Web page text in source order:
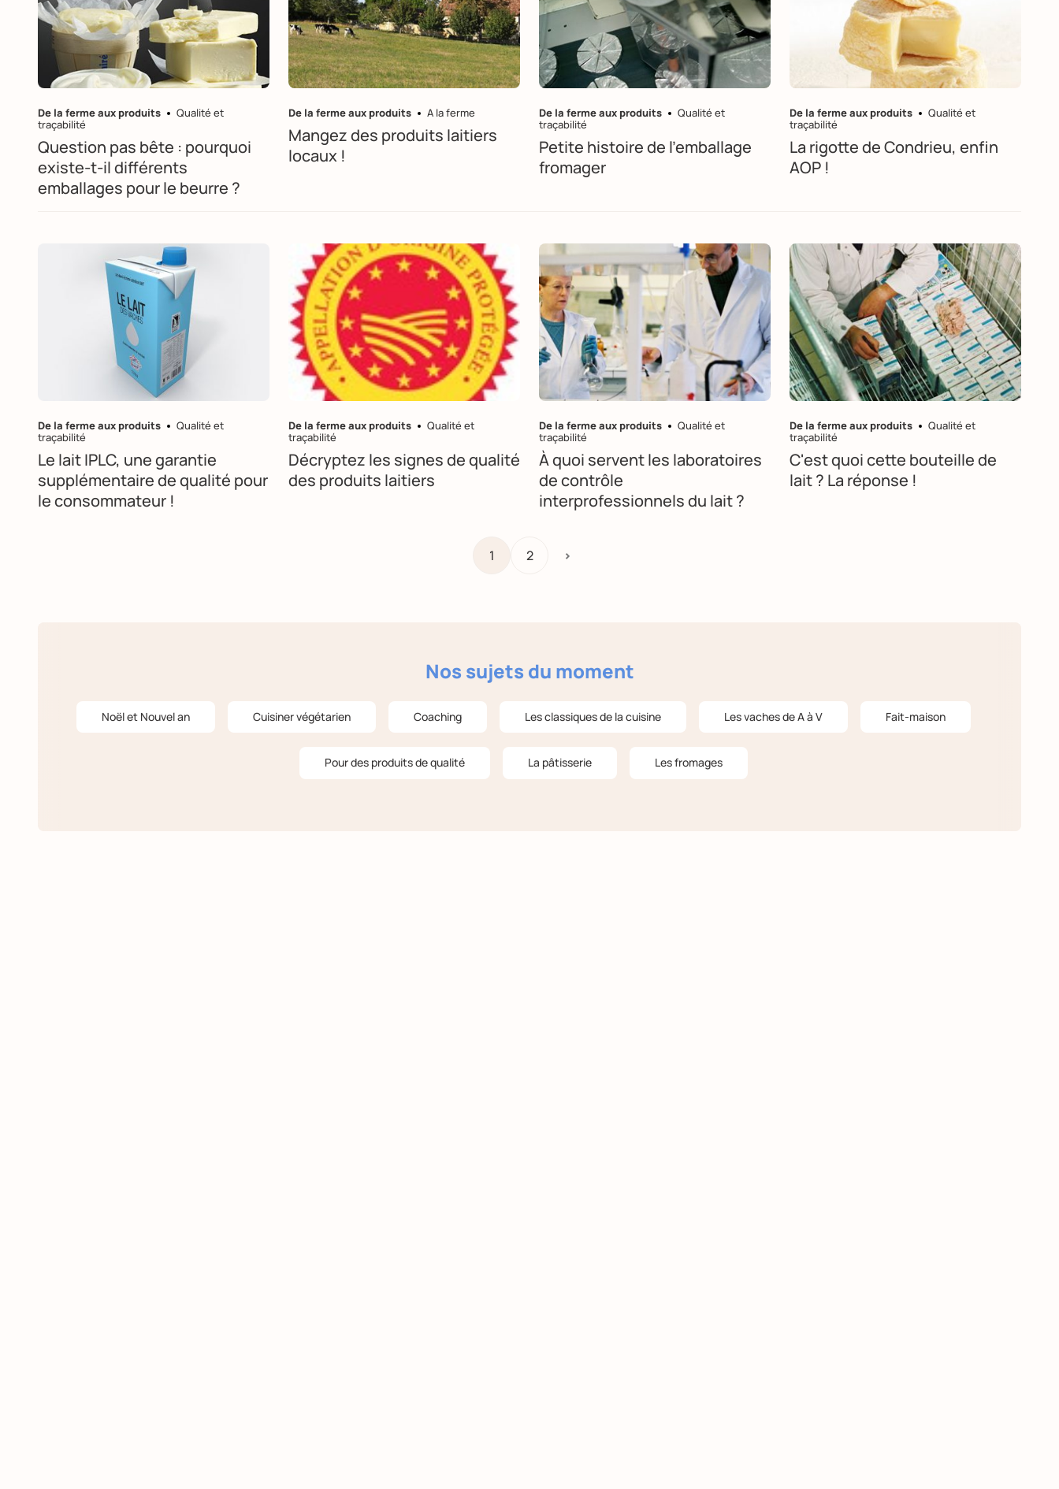
De la ferme aux produits
Qualité et
traçabilité
Question pas bête : pourquoi
existe-t-il différents
emballages pour le beurre ?
De la ferme aux produits A la ferme
Mangez des produits laitiers
locaux !
De la ferme aux produits
Qualité et
traçabilité
Petite histoire de l'emballage
fromager
De la ferme aux produits
Qualité et
traçabilité
La rigotte de Condrieu, enfin
AOP !
De la ferme aux produits
Qualité et
traçabilité
Le lait IPLC, une garantie
supplémentaire de qualité pour
le consommateur !
De la ferme aux produits
Qualité et
traçabilité
Décryptez les signes de qualité
des produits laitiers
De la ferme aux produits
Qualité et
traçabilité
À quoi servent les laboratoires
de contrôle
interprofessionnels du lait ?
De la ferme aux produits
Qualité et
traçabilité
C'est quoi cette bouteille de
lait ? La réponse !
1 2 >
Nos sujets du moment
Noël et Nouvel an Cuisiner végétarien Coaching Les classiques de la cuisine Les vaches de A à V Fait-maison
Pour des produits de qualité La pâtisserie Les fromages